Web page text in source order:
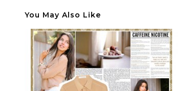
You May Also Like